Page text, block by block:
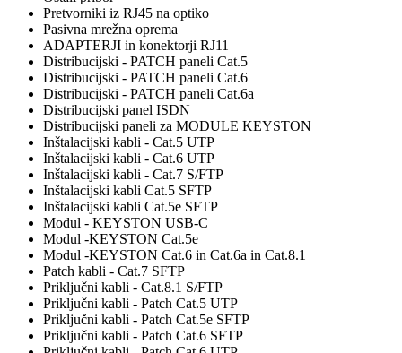
Pretvorniki iz RJ45 na optiko
Pasivna mrežna oprema
ADAPTERJI in konektorji RJ11
Distribucijski - PATCH paneli Cat.5
Distribucijski - PATCH paneli Cat.6
Distribucijski - PATCH paneli Cat.6a
Distribucijski panel ISDN
Distribucijski paneli za MODULE KEYSTON
Inštalacijski kabli - Cat.5 UTP
Inštalacijski kabli - Cat.6 UTP
Inštalacijski kabli - Cat.7 S/FTP
Inštalacijski kabli Cat.5 SFTP
Inštalacijski kabli Cat.5e SFTP
Modul - KEYSTON USB-C
Modul -KEYSTON Cat.5e
Modul -KEYSTON Cat.6 in Cat.6a in Cat.8.1
Patch kabli - Cat.7 SFTP
Priključni kabli - Cat.8.1 S/FTP
Priključni kabli - Patch Cat.5 UTP
Priključni kabli - Patch Cat.5e SFTP
Priključni kabli - Patch Cat.6 SFTP